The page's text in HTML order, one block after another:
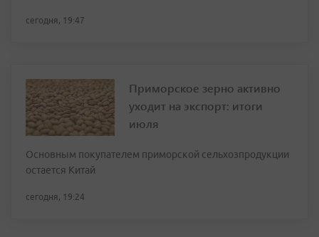
сегодня, 19:47
Приморское зерно активно
уходит на экспорт: итоги
июля
Основным покупателем приморской сельхозпродукции
остается Китай
сегодня, 19:24